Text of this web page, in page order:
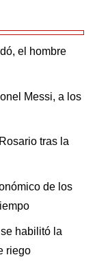
el hombre
Messi, a los
tras la
de los
habilitó la
riego